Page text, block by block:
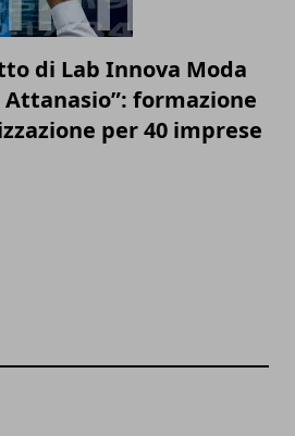
di Lab Innova Moda
formazione
per 40 imprese